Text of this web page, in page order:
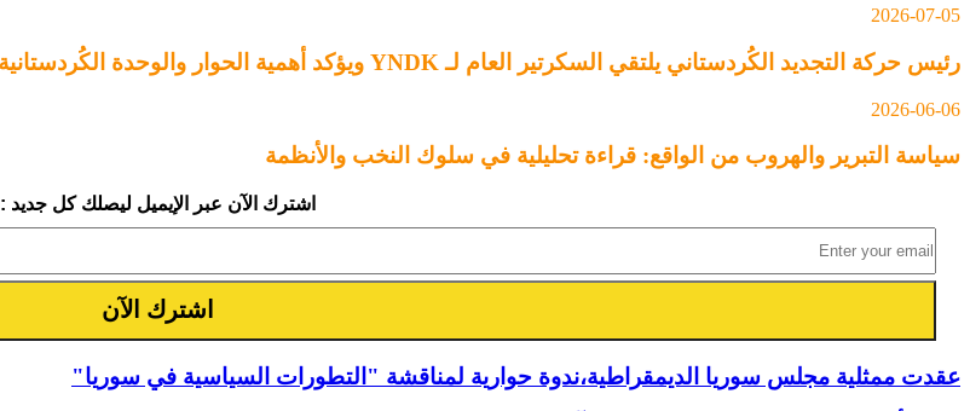
2026-07-05
رئيس حركة التجديد الكُردستاني يلتقي السكرتير العام لـ YNDK ويؤكد أهمية الحوار والوحدة الكُردستانية
2026-06-06
سياسة التبرير والهروب من الواقع: قراءة تحليلية في سلوك النخب والأنظمة
اشترك الآن عبر الإيميل ليصلك كل جديد :
عقدت ممثلية مجلس سوريا الديمقراطية،ندوة حوارية لمناقشة "التطورات السياسية في سوريا"